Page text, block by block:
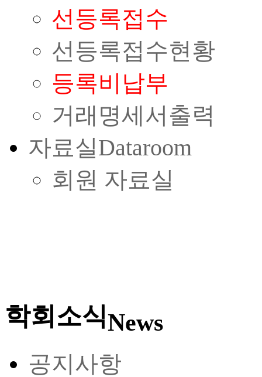
선등록접수
선등록접수현황
등록비납부
거래명세서출력
자료실Dataroom
회원 자료실
학회소식News
공지사항